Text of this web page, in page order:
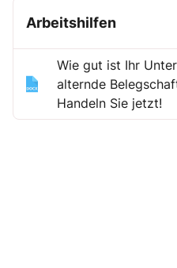
Arbeitshilfen
Wie gut ist Ihr
alternde
Handeln Sie jetzt!